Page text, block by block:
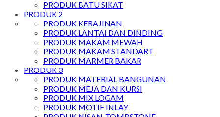
PRODUK BATU SIKAT
PRODUK 2
PRODUK KERAJINAN
PRODUK LANTAI DAN DINDING
PRODUK MAKAM MEWAH
PRODUK MAKAM STANDART
PRODUK MARMER BAKAR
PRODUK 3
PRODUK MATERIAL BANGUNAN
PRODUK MEJA DAN KURSI
PRODUK MIX LOGAM
PRODUK MOTIF INLAY